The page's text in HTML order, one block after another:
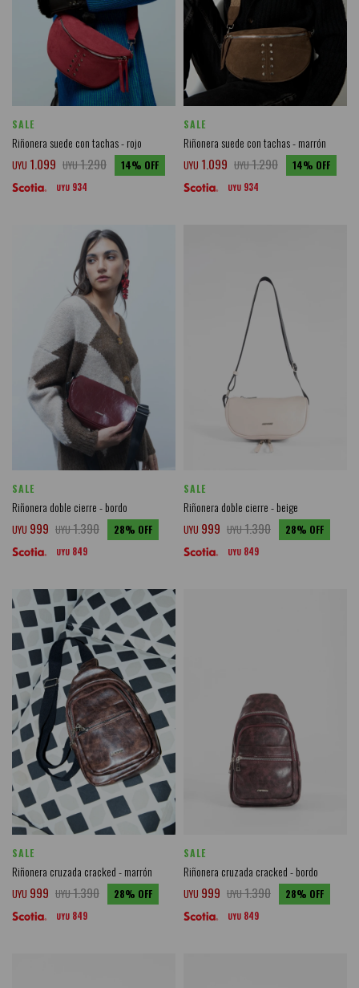
SALE
Riñonera suede con tachas - rojo
UYU 1.099 UYU1.290 14
UYU 934
SALE
Riñonera suede con tachas - marrón
UYU 1.099 UYU1.290 14
UYU 934
SALE
Riñonera doble cierre - bordo
UYU 999 UYU1.390 28
UYU 849
SALE
Riñonera doble cierre - beige
UYU 999 UYU1.390 28
UYU 849
SALE
Riñonera cruzada cracked - marrón
UYU 999 UYU1.390 28
UYU 849
SALE
Riñonera cruzada cracked - bordo
UYU 999 UYU1.390 28
UYU 849